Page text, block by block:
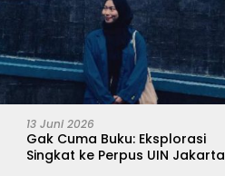
13 Juni 2026
Gak Cuma Buku: Eksplorasi
Singkat ke Perpus UIN Jakarta